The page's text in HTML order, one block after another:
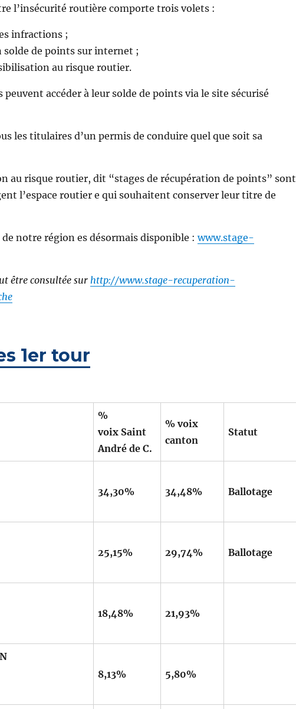
l’insécurité routière comporte trois volets :
infractions ;
de points sur internet ;
au risque routier.
accéder à leur solde de points via le site sécurisé
les titulaires d’un permis de conduire quel que soit sa
au risque routier, dit “stages de récupération de points” sont
l’espace routier e qui souhaitent conserver leur titre de
de notre région es désormais disponible :www.stage-
être consultée sur http://www.stage-recuperation-
1er tour
%
voix Saint
André de C.
% voix
canton
Statut
34,30% 34,48% Ballotage
25,15% 29,74% Ballotage
18,48% 21,93%
8,13% 5,80%